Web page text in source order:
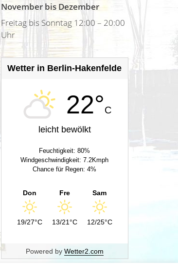
November bis Dezember
Freitag bis Sonntag 12:00 – 20:00
Uhr
Wetter in Berlin-Hakenfelde
22°C
leicht bewölkt
Feuchtigkeit: 80%
Windgeschwindigkeit: 7.2Kmph
Chance für Regen: 4%
Don
19/27°C
Fre
13/21°C
Sam
12/25°C
Powered by Wetter2.com